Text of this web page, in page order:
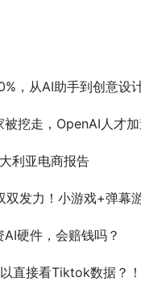
从AI助手到创意设计平台，阿
被挖走，OpenAI人才
利亚电商报告
力！小游戏+弹幕游戏，会是
硬件，会赔钱吗？
直接看Tiktok数据？！